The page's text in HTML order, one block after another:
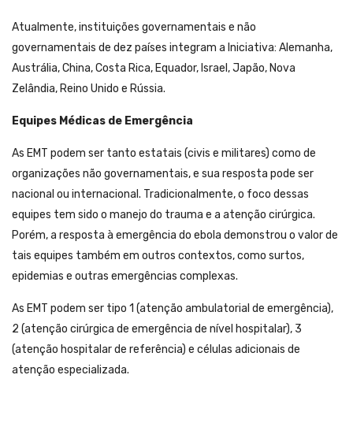
Atualmente, instituições governamentais e não
governamentais de dez países integram a Iniciativa: Alemanha,
Austrália, China, Costa Rica, Equador, Israel, Japão, Nova
Zelândia, Reino Unido e Rússia.
Equipes Médicas de Emergência
As EMT podem ser tanto estatais (civis e militares) como de
organizações não governamentais, e sua resposta pode ser
nacional ou internacional. Tradicionalmente, o foco dessas
equipes tem sido o manejo do trauma e a atenção cirúrgica.
Porém, a resposta à emergência do ebola demonstrou o valor de
tais equipes também em outros contextos, como surtos,
epidemias e outras emergências complexas.
As EMT podem ser tipo 1 (atenção ambulatorial de emergência),
2 (atenção cirúrgica de emergência de nível hospitalar), 3
(atenção hospitalar de referência) e células adicionais de
atenção especializada.